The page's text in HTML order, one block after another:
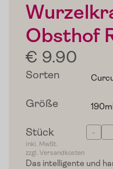
Obsthof
€ 9.90
Sorten
Größe
Stück -
inkl. MwSt.
zzgl. Versandkosten
Das intelligente und